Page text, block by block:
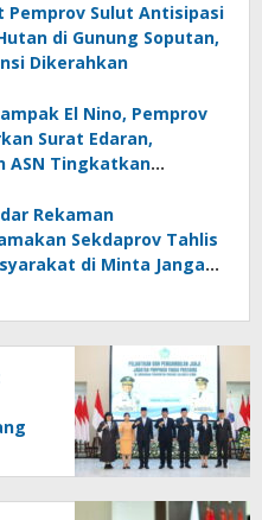
Pemprov Sulut Antisipasi
di Gunung Soputan,
Dikerahkan
El Nino, Pemprov
Surat Edaran,
ASN Tingkatkan
Rekaman
Sekdaprov Tahlis
di Minta Jangan